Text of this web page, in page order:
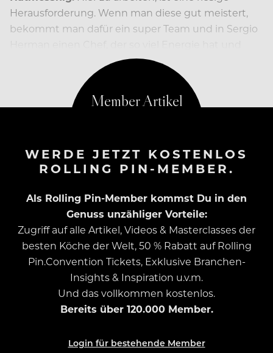
Herausforderung. Wenn man diese gut meistert,
bekommt man dafür ein super Team und in Sergio
WERDE JETZT KOSTENLOS
ROLLING PIN-MEMBER.
Als Rolling Pin-Member kommst Du in den
Genuss unzähliger Vorteile:
Zugriff auf alle Artikel, Videos & Masterclasses der
besten Köche der Welt, 50 % Rabatt auf Rolling
Pin.Convention Tickets, Exklusive Branchen-
Insights & Inspiration u.v.m.
Und das vollkommen kostenlos.
Bereits über 120.000 Member.
Login für bestehende Member